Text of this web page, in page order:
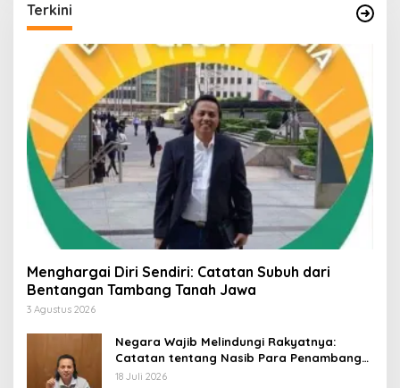
Terkini
Menghargai Diri Sendiri: Catatan Subuh dari
Bentangan Tambang Tanah Jawa
3 Agustus 2026
Negara Wajib Melindungi Rakyatnya:
Catatan tentang Nasib Para Penambang
Belerang Kawah Ijen
18 Juli 2026